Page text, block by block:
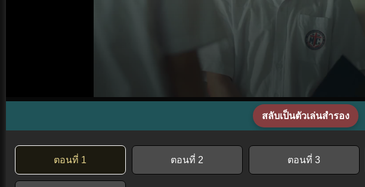
สลับเป็นตัวเล่นสำรอง
ตอนที่ 1 ตอนที่ 2 ตอนที่ 3